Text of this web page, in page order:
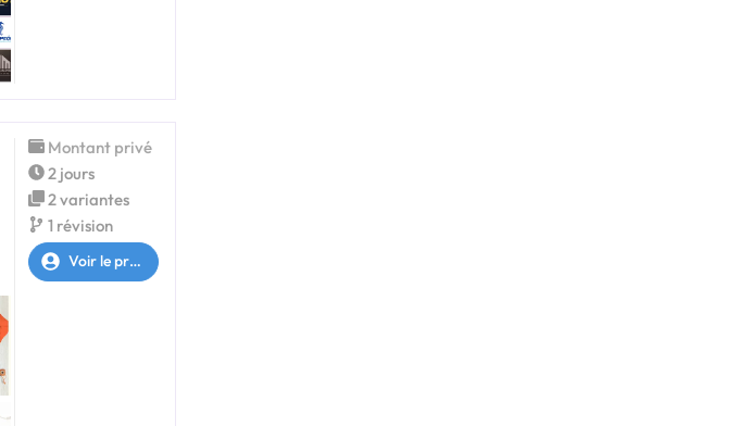
Montant privé
2 jours
2 variantes
1 révision
Voir le profil